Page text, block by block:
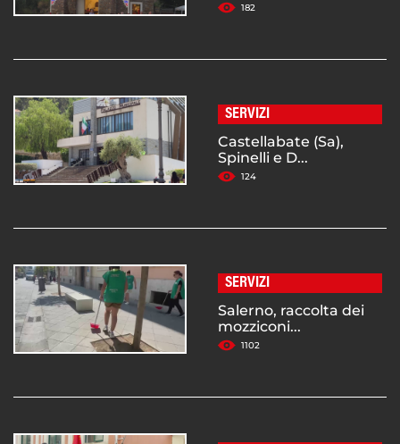
182
SERVIZI
Castellabate (Sa),
Spinelli e D...
124
SERVIZI
Salerno, raccolta dei
mozziconi...
1102